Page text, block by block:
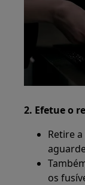
2. Efetue o
Retire
os